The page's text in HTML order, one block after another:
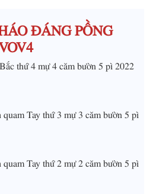
e
ĐÁNG PỒNG
thứ 4 mự 4 căm bườn 5 pì 2022
Tay thứ 3 mự 3 căm bườn 5 pì
Tay thứ 2 mự 2 căm bườn 5 pì